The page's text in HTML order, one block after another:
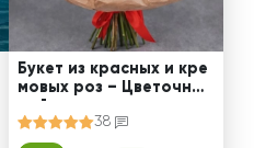
Букет из красных и кре
мовых роз – Цветочный
38